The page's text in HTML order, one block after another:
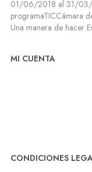
01/06/2018 al 31/03/
programaTICCámara
Una manera de hacer
MI CUENTA
CONDICIONES